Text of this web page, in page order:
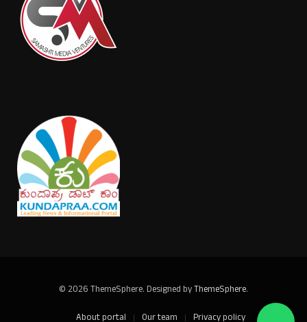
© 2026 ThemeSphere. Designed byThemeSphere.
About portal
Our team Privacy policy